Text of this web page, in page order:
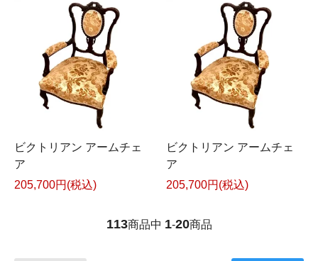
ビクトリアン アームチェ
ア
205,700円(税込)
ビクトリアン アームチェ
ア
205,700円(税込)
113商品中 1-20商品